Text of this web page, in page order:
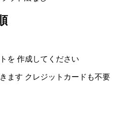
を 作成してください
ます クレジットカードも不要